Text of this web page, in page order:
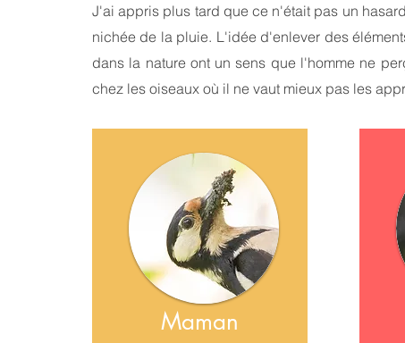
J'ai appris plus tard que ce n'était pas un
nichée de la pluie. L'idée d'enlever des
dans la nature ont un sens que l'homme ne
chez les oiseaux où il ne vaut mieux pas les
Maman